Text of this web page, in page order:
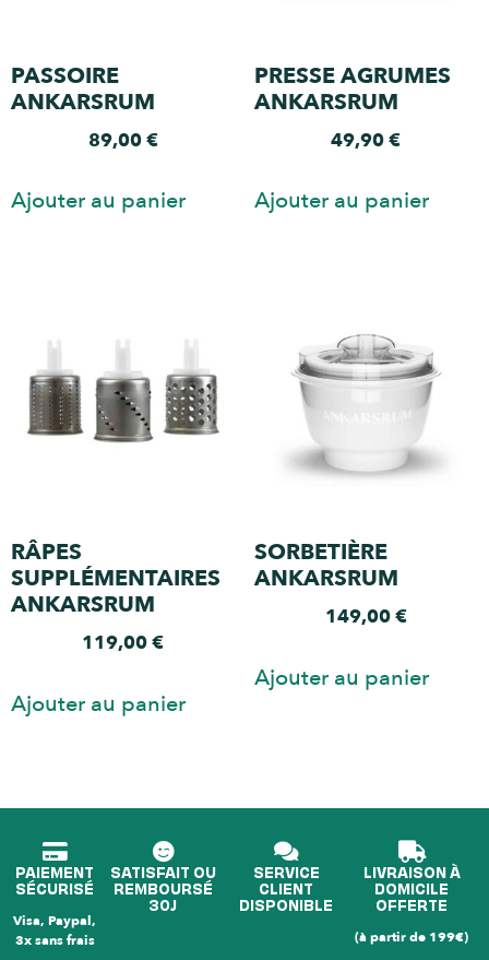
PASSOIRE
ANKARSRUM
89,00€
Ajouter au panier
PRESSE AGRUMES
ANKARSRUM
49,90€
Ajouter au panier
RÂPES
SUPPLÉMENTAIRES
ANKARSRUM
119,00€
Ajouter au panier
SORBETIÈRE
ANKARSRUM
149,00€
Ajouter au panier
PAIEMENT
SÉCURISÉ
Visa, Paypal,
3x sans frais
SATISFAIT OU
REMBOURSÉ
30J
SERVICE
CLIENT
DISPONIBLE
LIVRAISON À
DOMICILE
OFFERTE
(à partir de 199€)